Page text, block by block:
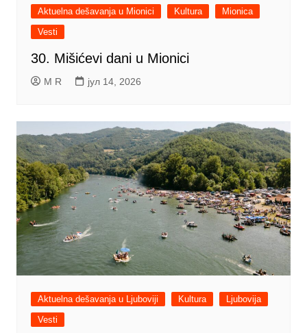
Aktuelna dešavanja u Mionici Kultura
Mionica
Vesti
30. Mišićevi dani u Mionici
M R јул 14, 2026
Aktuelna dešavanja u Ljuboviji Kultura
Ljubovija
Vesti